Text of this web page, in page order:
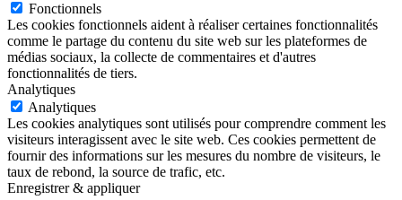
Fonctionnels
Les cookies fonctionnels aident à réaliser certaines fonctionnalités
comme le partage du contenu du site web sur les plateformes de
médias sociaux, la collecte de commentaires et d'autres
fonctionnalités de tiers.
Analytiques
Analytiques
Les cookies analytiques sont utilisés pour comprendre comment les
visiteurs interagissent avec le site web. Ces cookies permettent de
fournir des informations sur les mesures du nombre de visiteurs, le
taux de rebond, la source de trafic, etc.
Enregistrer & appliquer